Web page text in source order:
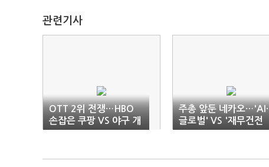
관련기사
OTT 2위 전쟁…HBO
손잡은 쿠팡 VS 야구 개
막 앞둔 티빙
주총 앞둔 네카오…'AI·
글로벌' VS '재무건전
성' 방점